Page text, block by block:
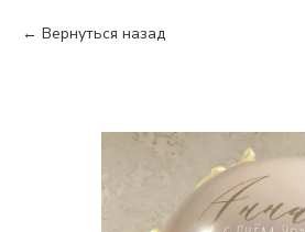
Вернуться назад